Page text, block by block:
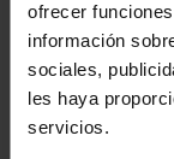
ofrecer
información
sociales,
les haya
servicios.